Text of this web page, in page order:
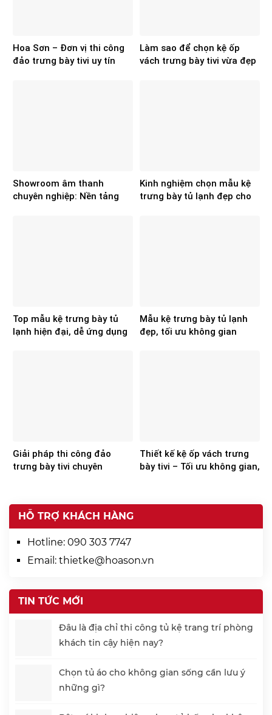
Hoa Sơn – Đơn vị thi công
đảo trưng bày tivi uy tín
Làm sao để chọn kệ ốp
vách trưng bày tivi vừa đẹp
Showroom âm thanh
chuyên nghiệp: Nền tảng
Kinh nghiệm chọn mẫu kệ
trưng bày tủ lạnh đẹp cho
Top mẫu kệ trưng bày tủ
lạnh hiện đại, dễ ứng dụng
Mẫu kệ trưng bày tủ lạnh
đẹp, tối ưu không gian
Giải pháp thi công đảo
trưng bày tivi chuyên
Thiết kế kệ ốp vách trưng
bày tivi – Tối ưu không gian,
HỖ TRỢ KHÁCH HÀNG
Hotline: 090 303 7747
Email: thietke@hoason.vn
TIN TỨC MỚI
Đâu là địa chỉ thi công tủ kệ trang trí phòng
khách tin cậy hiện nay?
Chọn tủ áo cho không gian sống cần lưu ý
những gì?